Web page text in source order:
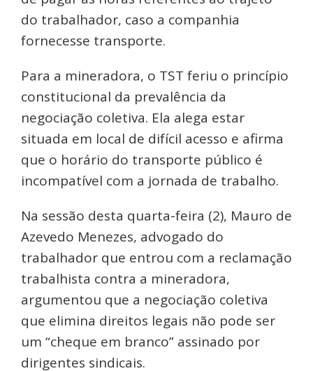
do trabalhador, caso a companhia
fornecesse transporte.
Para a mineradora, o TST feriu o princípio
constitucional da prevalência da
negociação coletiva. Ela alega estar
situada em local de difícil acesso e afirma
que o horário do transporte público é
incompatível com a jornada de trabalho.
Na sessão desta quarta-feira (2), Mauro de
Azevedo Menezes, advogado do
trabalhador que entrou com a reclamação
trabalhista contra a mineradora,
argumentou que a negociação coletiva
que elimina direitos legais não pode ser
um “cheque em branco” assinado por
dirigentes sindicais.